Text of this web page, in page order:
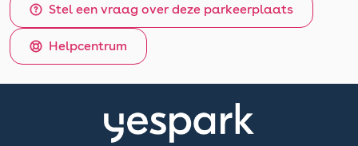
Stel een vraag over deze parkeerplaats
Helpcentrum